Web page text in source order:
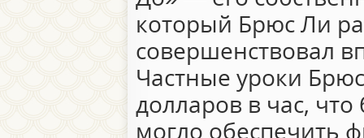
который Брюс Ли
совершенствовал
Частные уроки
долларов в час,
могло обеспечить